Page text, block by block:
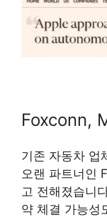
Foxconn,
기존 자동차 업
오랜 파트너인
고 전해졌습니
약 체결 가능성